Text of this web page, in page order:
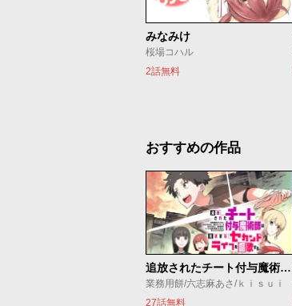
みなみけ
桜場コハル
2話無料
おすすめの作品
追放されたチート付与魔術師は気ままなセカンドライフを謳歌する。 ～俺は武器だけじゃなく、あらゆるものに『強化ポイント』を付与できるし、俺の意思でいつでも効果を解除できるけど、残った人たち大丈夫？～
業務用餅/六志麻あさ/ｋｉｓｕｉ
27話無料